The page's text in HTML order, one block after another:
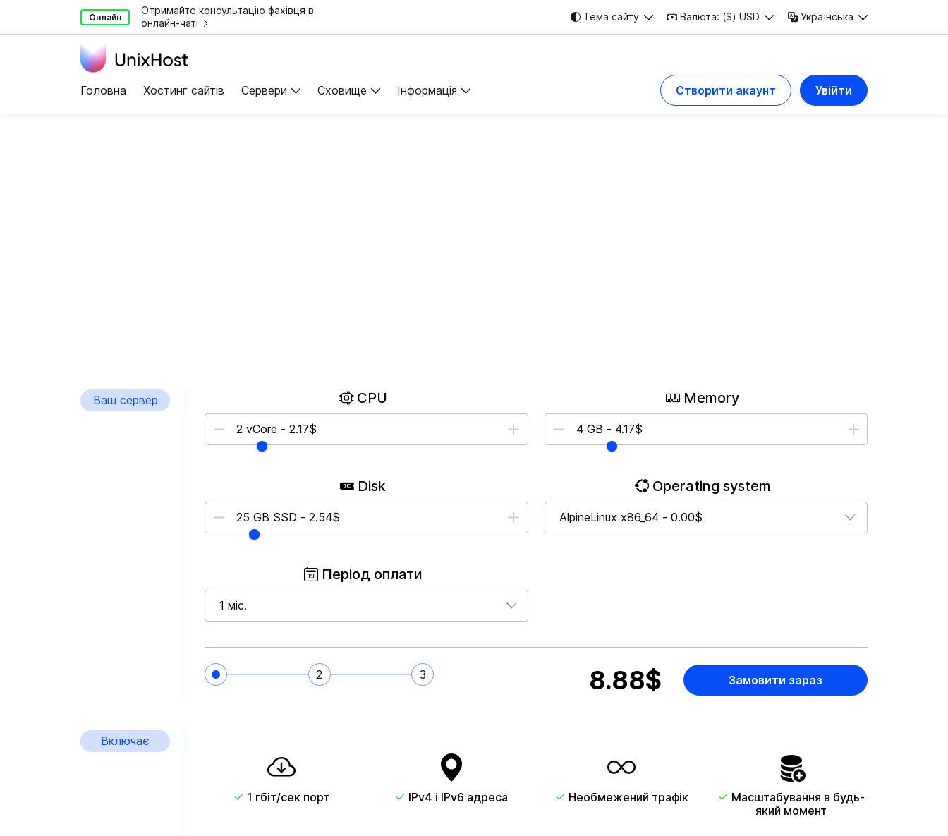
Онлайн
Отримайте консультацію фахівця в
онлайн-чаті
Тема сайту Валюта: ($) USD Українська
Головна Хостинг сайтів Сервери Сховище Інформація Створити акаунт Увійти
Ваш сервер CPU Memory
Disk Operating system
Період оплати
2 3 8.88$ Замовити зараз
Включає
1 гбіт/сек порт IPv4 i IPv6 адреса Необмежений трафік
Масштабування в будь-
який момент